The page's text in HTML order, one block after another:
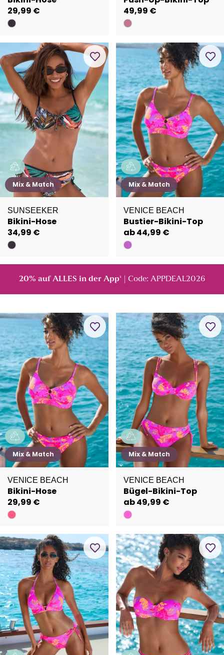
29,99 €
49,99 €
Mix & Match
SUNSEEKER
Bikini-Hose
34,99 €
Mix & Match
VENICE BEACH
Bustier-Bikini-Top
ab 44,99 €
20% auf ALLES in der App² | Code: APPDEAL2026
Mix & Match
VENICE BEACH
Bikini-Hose
29,99 €
Mix & Match
VENICE BEACH
Bügel-Bikini-Top
ab 49,99 €